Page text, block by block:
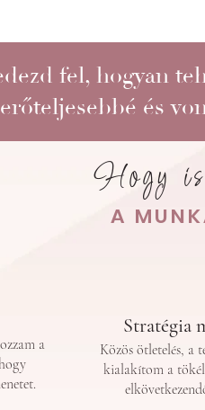
fel, hogyan
erőteljesebbé és
Hogy
A
a
Közös ötletelés, a
kialakítom a
Stratégia